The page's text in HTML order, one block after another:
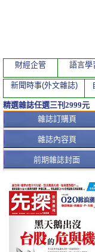
雜誌訂購頁
雜誌內容頁
前期雜誌封面
財經企管 語言學
新聞時事(外文雜誌)
精選雜誌任選三刊2999元